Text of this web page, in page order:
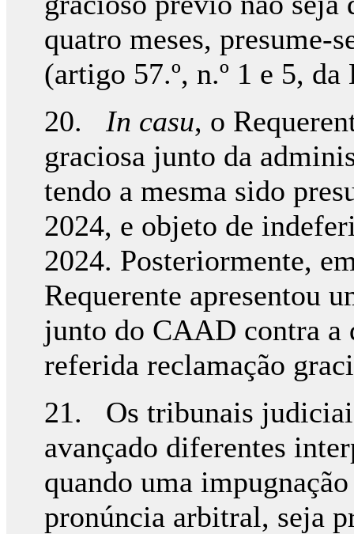
quatro meses, presume-
(artigo 57.º, n.º 1 e 5,
20. In casu, o
graciosa junto da
tendo a mesma sido
2024, e objeto de
2024. Posteriormente,
Requerente apresentou
junto do CAAD contra a
referida reclamação
21. Os tribunais
avançado diferentes
quando uma
pronúncia arbitral, seja